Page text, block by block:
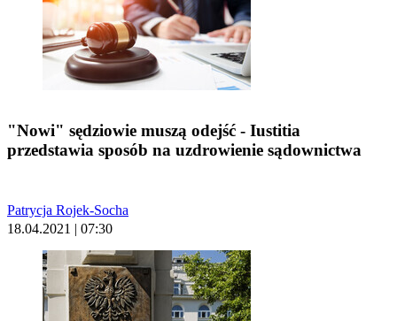
"Nowi" sędziowie muszą odejść - Iustitia
przedstawia sposób na uzdrowienie sądownictwa
Patrycja Rojek-Socha
18.04.2021 | 07:30